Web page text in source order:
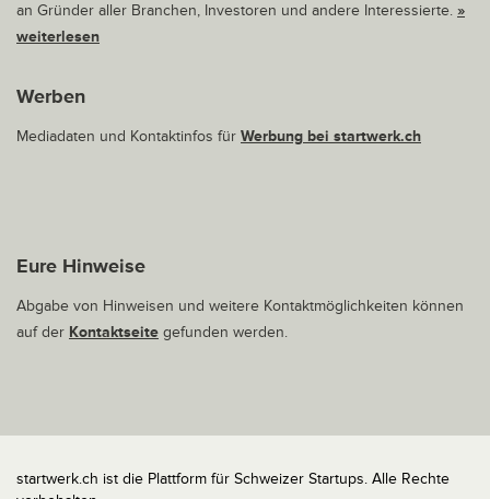
an Gründer aller Branchen, Investoren und andere Interessierte. »
weiterlesen
Werben
Mediadaten und Kontaktinfos für Werbung bei startwerk.ch
Eure Hinweise
Abgabe von Hinweisen und weitere Kontaktmöglichkeiten können
auf der Kontaktseite gefunden werden.
startwerk.ch ist die Plattform für Schweizer Startups. Alle Rechte